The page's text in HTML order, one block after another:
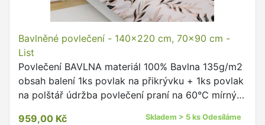
Bavlněné povlečení - 140x220 cm, 70x90 cm -
List
Povlečení BAVLNA materiál 100% Bavlna 135g/m2
obsah balení 1ks povlak na přikrývku + 1ks povlak
na polštář údržba povlečení praní na 60°C mírný
959,00 Kč
Skladem > 5 ks Odesíláme